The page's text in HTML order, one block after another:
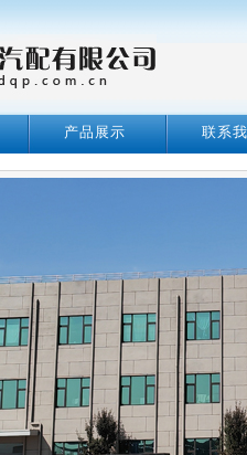
产品展示 联系